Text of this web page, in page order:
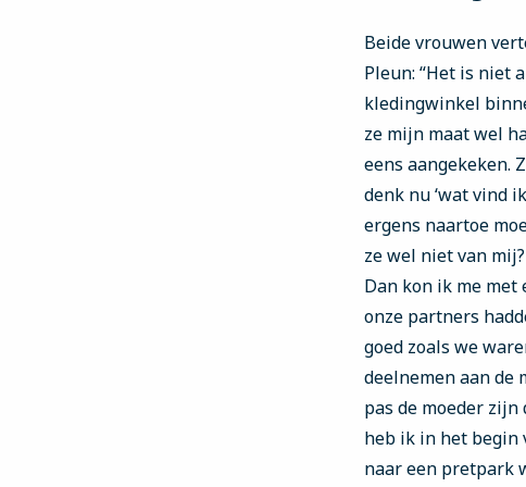
Beide vrouwen
Pleun: “Het is niet
kledingwinkel
ze mijn maat wel
eens aangekeken.
denk nu ‘wat vind
ergens naartoe
ze wel niet van
Dan kon ik me met
onze partners
goed zoals we
deelnemen aan de
pas de moeder
heb ik in het begin
naar een pretpark